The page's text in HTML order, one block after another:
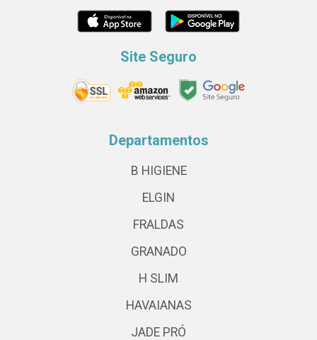
Site Seguro
Departamentos
B HIGIENE
ELGIN
FRALDAS
GRANADO
H SLIM
HAVAIANAS
JADE PRÓ